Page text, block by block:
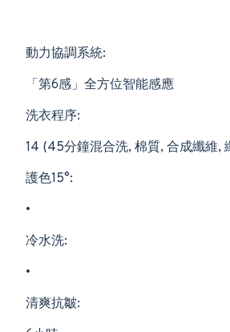
動力協調系統:
「第6感」全方位智能感應
洗衣程序:
14 (45分鐘混合洗, 棉質, 合成纖維,
護色15°:
•
冷水洗:
•
清爽抗皺: